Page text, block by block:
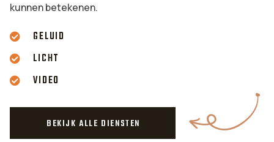
kunnen betekenen.
GELUID
LICHT
VIDEO
BEKIJK ALLE DIENSTEN